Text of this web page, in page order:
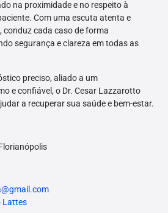
na proximidade e no respeito à
Com uma escuta atenta e
cada caso de forma
segurança e clareza em todas as
preciso, aliado a um
e confiável, o Dr. Cesar Lazzarotto
a recuperar sua saúde e bem-estar.
Lattes